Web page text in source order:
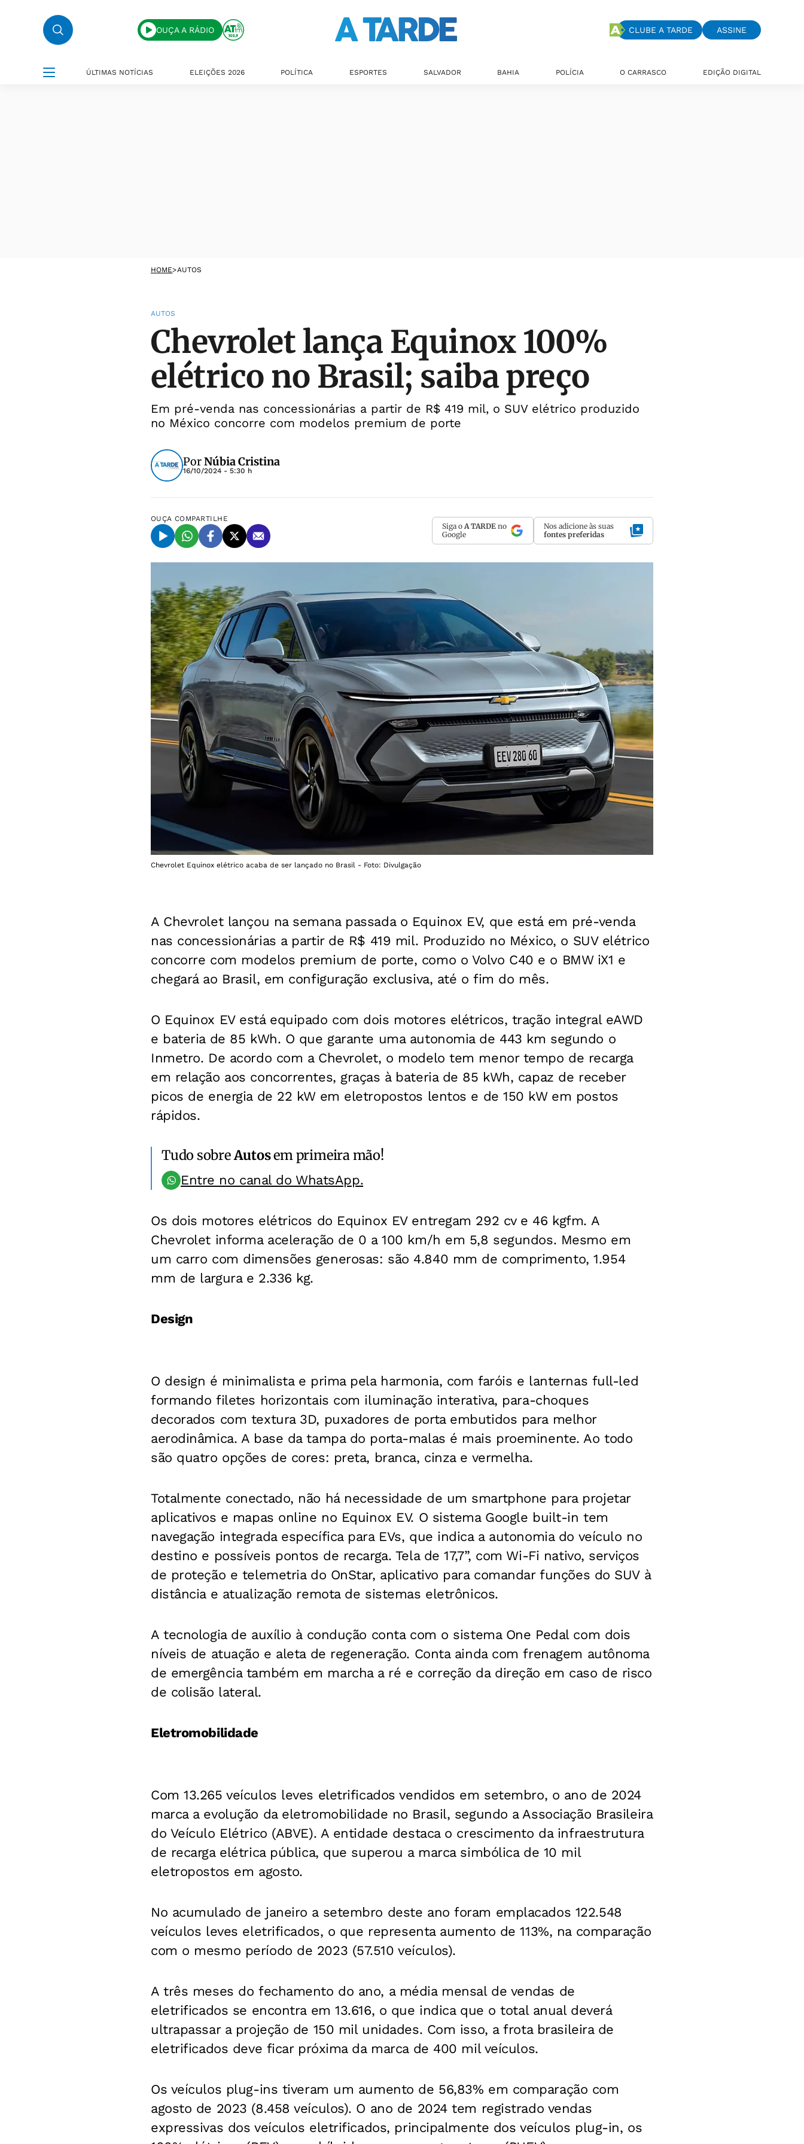
OUÇA A RÁDIO CLUBE A TARDE ASSINE
ÚLTIMAS NOTÍCIAS ELEIÇÕES 2026 POLÍTICA ESPORTES SALVADOR BAHIA POLÍCIA O CARRASCO EDIÇÃO DIGITAL
HOME>AUTOS
AUTOS
Chevrolet lança Equinox 100%
elétrico no Brasil; saiba preço
Em pré-venda nas concessionárias a partir de R$ 419 mil, o SUV elétrico produzido
no México concorre com modelos premium de porte
PorNúbia Cristina
16/10/2024 - 5:30 h
OUÇA COMPARTILHE
Siga o A TARDE no
Google
Nos adicione às suas
fontes preferidas
Chevrolet Equinox elétrico acaba de ser lançado no Brasil - Foto: Divulgação
A Chevrolet lançou na semana passada o Equinox EV, que está em pré-venda
nas concessionárias a partir de R$ 419 mil. Produzido no México, o SUV elétrico
concorre com modelos premium de porte, como o Volvo C40 e o BMW iX1 e
chegará ao Brasil, em configuração exclusiva, até o fim do mês.
O Equinox EV está equipado com dois motores elétricos, tração integral eAWD
e bateria de 85 kWh. O que garante uma autonomia de 443 km segundo o
Inmetro. De acordo com a Chevrolet, o modelo tem menor tempo de recarga
em relação aos concorrentes, graças à bateria de 85 kWh, capaz de receber
picos de energia de 22 kW em eletropostos lentos e de 150 kW em postos
rápidos.
Tudo sobreAutosem primeira mão!
Entre no canal do WhatsApp.
Os dois motores elétricos do Equinox EV entregam 292 cv e 46 kgfm. A
Chevrolet informa aceleração de 0 a 100 km/h em 5,8 segundos. Mesmo em
um carro com dimensões generosas: são 4.840 mm de comprimento, 1.954
mm de largura e 2.336 kg.
Design
O design é minimalista e prima pela harmonia, com faróis e lanternas full-led
formando filetes horizontais com iluminação interativa, para-choques
decorados com textura 3D, puxadores de porta embutidos para melhor
aerodinâmica. A base da tampa do porta-malas é mais proeminente. Ao todo
são quatro opções de cores: preta, branca, cinza e vermelha.
Totalmente conectado, não há necessidade de um smartphone para projetar
aplicativos e mapas online no Equinox EV. O sistema Google built-in tem
navegação integrada específica para EVs, que indica a autonomia do veículo no
destino e possíveis pontos de recarga. Tela de 17,7”, com Wi-Fi nativo, serviços
de proteção e telemetria do OnStar, aplicativo para comandar funções do SUV à
distância e atualização remota de sistemas eletrônicos.
A tecnologia de auxílio à condução conta com o sistema One Pedal com dois
níveis de atuação e aleta de regeneração. Conta ainda com frenagem autônoma
de emergência também em marcha a ré e correção da direção em caso de risco
de colisão lateral.
Eletromobilidade
Com 13.265 veículos leves eletrificados vendidos em setembro, o ano de 2024
marca a evolução da eletromobilidade no Brasil, segundo a Associação Brasileira
do Veículo Elétrico (ABVE). A entidade destaca o crescimento da infraestrutura
de recarga elétrica pública, que superou a marca simbólica de 10 mil
eletropostos em agosto.
No acumulado de janeiro a setembro deste ano foram emplacados 122.548
veículos leves eletrificados, o que representa aumento de 113%, na comparação
com o mesmo período de 2023 (57.510 veículos).
A três meses do fechamento do ano, a média mensal de vendas de
eletrificados se encontra em 13.616, o que indica que o total anual deverá
ultrapassar a projeção de 150 mil unidades. Com isso, a frota brasileira de
eletrificados deve ficar próxima da marca de 400 mil veículos.
Os veículos plug-ins tiveram um aumento de 56,83% em comparação com
agosto de 2023 (8.458 veículos). O ano de 2024 tem registrado vendas
expressivas dos veículos eletrificados, principalmente dos veículos plug-in, os